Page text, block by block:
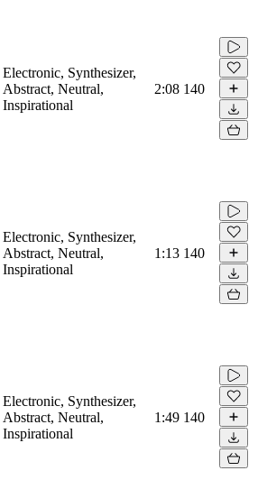
Electronic, Synthesizer,
Abstract, Neutral,
Inspirational
2:08 140
Electronic, Synthesizer,
Abstract, Neutral,
Inspirational
1:13 140
Electronic, Synthesizer,
Abstract, Neutral,
Inspirational
1:49 140